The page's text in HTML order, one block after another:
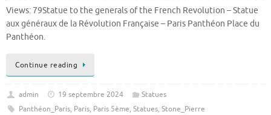
Views: 79Statue to the generals of the French Revolution – Statue
aux généraux de la Révolution Française – Paris Panthéon Place du
Panthéon.
Continue reading
admin 19 septembre 2024
Statues
Panthéon_Paris, Paris, Paris 5ème, Statues, Stone_Pierre